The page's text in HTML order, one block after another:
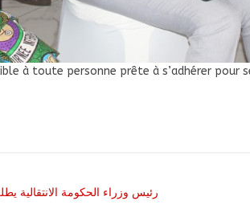
à toute personne prête à s’adhérer pour
رئيس وزراء الحكومة